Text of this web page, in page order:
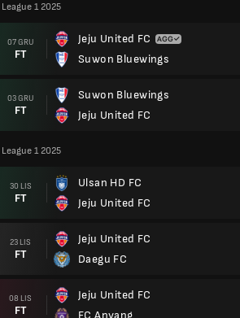
League 1 2025
07 GRU
FT
Jeju United FC
Suwon Bluewings
03 GRU
FT
Suwon Bluewings
Jeju United FC
League 1 2025
30 LIS
FT
Ulsan HD FC
Jeju United FC
23 LIS
FT
Jeju United FC
Daegu FC
08 LIS
FT
Jeju United FC
FC Anyang